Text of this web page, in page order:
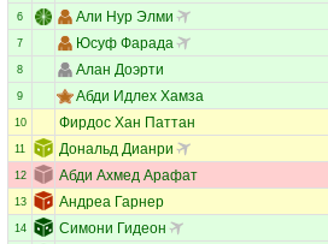
6 Али Нур Элми
7 Юсуф Фарада
8 Алан Доэрти
9 Абди Идлех Хамза
10 Фирдос Хан Паттан
11 Дональд Дианри
12 Абди Ахмед Арафат
13 Андреа Гарнер
14 Симони Гидеон